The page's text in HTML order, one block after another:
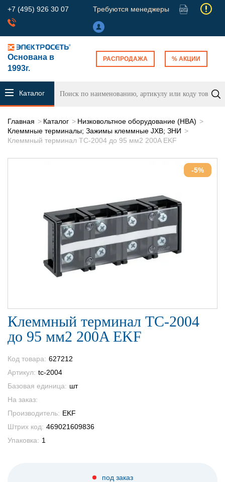
+7 (495) 926 30 07 Требуются менеджеры
Основана в
1993г.
РАСПРОДАЖА % АКЦИИ
Каталог
Главная Каталог
Низковольтное оборудование (НВА)
Клеммные терминалы; Зажимы клеммные JXB; ЗНИ
Клеммный терминал TC-2004 до 95 мм2 200A EKF
-5%
Клеммный терминал TC-2004
до 95 мм2 200A EKF
Код товара: 627212
Артикул: tc-2004
Базовая единица: шт
На заказ:
Производитель: EKF
Штрих код: 469021609836
Упаковка: 1
под заказ